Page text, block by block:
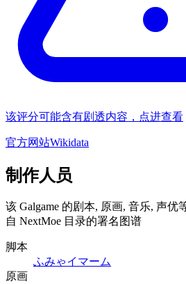
该评分可能含有剧透内容，点进查看
官方网站Wikidata
制作人员
该 Galgame 的剧本, 原画, 音乐, 声优
自 NextMoe 目录的署名图谱
脚本
ふみゃイマーム
原画